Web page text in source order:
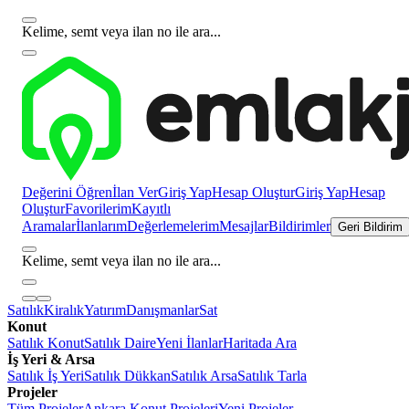
Kelime, semt veya ilan no ile ara...
Değerini Öğrenİlan VerGiriş YapHesap OluşturGiriş YapHesap
OluşturFavorilerimKayıtlı
AramalarİlanlarımDeğerlemelerimMesajlarBildirimler Geri Bildirim
Kelime, semt veya ilan no ile ara...
SatılıkKiralıkYatırımDanışmanlarSat
Konut
Satılık KonutSatılık DaireYeni İlanlarHaritada Ara
İş Yeri & Arsa
Satılık İş YeriSatılık DükkanSatılık ArsaSatılık Tarla
Projeler